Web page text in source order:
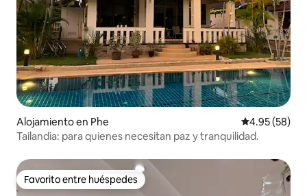
Alojamiento en Phe Calificación
4.95 (58)
Tailandia: para quienes necesitan paz y tranquilidad.
Favorito entre huéspedes
Favorito entre huéspedes